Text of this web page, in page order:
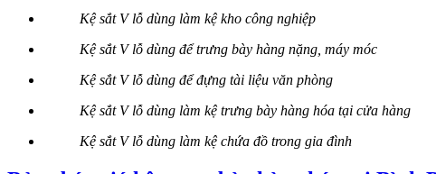
Kệ sắt V lỗ dùng làm kệ kho công nghiệp
Kệ sắt V lỗ dùng để trưng bày hàng nặng, máy móc
Kệ sắt V lỗ dùng để đựng tài liệu văn phòng
Kệ sắt V lỗ dùng làm kệ trưng bày hàng hóa tại cửa hàng
Kệ sắt V lỗ dùng làm kệ chứa đồ trong gia đình